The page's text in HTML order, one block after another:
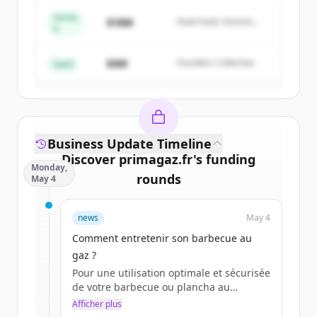
Create Free Account
Vous avez déjà un compte ? Se connecter
Series
$18M
Peak Fund, Horizon
Seed $4M Founders Collective
Discover primagaz.fr's funding
rounds
Sign up for free to view allfunding
rounds
New accounts include trial credits to
Create Free Account
Business Update Timeline
Monday,
May 4
news May 4
Comment entretenir son barbecue au
gaz ?
Pour une utilisation optimale et sécurisée
de votre barbecue ou plancha au
quotidien, l’entretien est primordial.
Afficher plus